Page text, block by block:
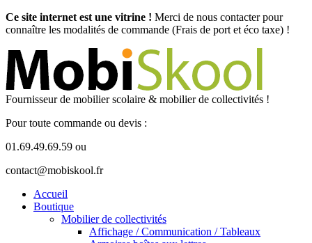
Ce site internet est une vitrine ! Merci de nous contacter pour
connaître les modalités de commande (Frais de port et éco taxe) !
Fournisseur de mobilier scolaire & mobilier de collectivités !
Pour toute commande ou devis :
01.69.49.69.59 ou
contact@mobiskool.fr
Accueil
Boutique
Mobilier de collectivités
Affichage / Communication / Tableaux